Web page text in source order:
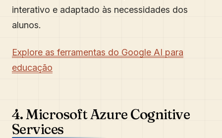
interativo e adaptado às necessidades dos
alunos.
Explore as ferramentas do Google AI para
educação
4. Microsoft Azure Cognitive
Services